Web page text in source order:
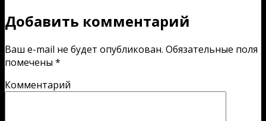
Добавить комментарий
Ваш e-mail не будет опубликован. Обязательные поля
помечены *
Комментарий